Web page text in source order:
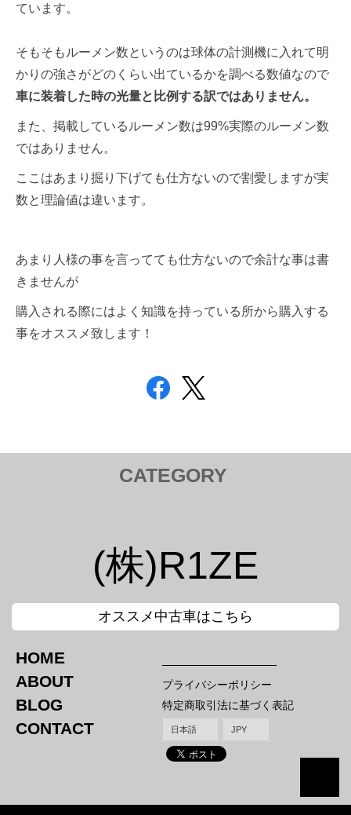
ています。
そもそもルーメン数というのは球体の計測機に入れて明
かりの強さがどのくらい出ているかを調べる数値なので
車に装着した時の光量と比例する訳ではありません。
また、掲載しているルーメン数は99%実際のルーメン数
ではありません。
ここはあまり掘り下げても仕方ないので割愛しますが実
数と理論値は違います。
あまり人様の事を言ってても仕方ないので余計な事は書
きませんが
購入される際にはよく知識を持っている所から購入する
事をオススメ致します！
CATEGORY
Injection kit ／ インジェクションキット
Mirror ／ ミラー
Hood Bar / ボンネットバー
Canard / カナード
Tail Lamp ／ テールランプ
Mirror ／ ミラー
Hood Bar / ボンネットバー
Tail Lamp ／ テールランプ
Mirror ／ ミラー
Canard / カナード
Titanium Hood Bar
Nut / ナット
(株)R1ZE
オススメ中古車はこちら
HOME
ABOUT
BLOG
CONTACT
プライバシーポリシー
特定商取引法に基づく表記